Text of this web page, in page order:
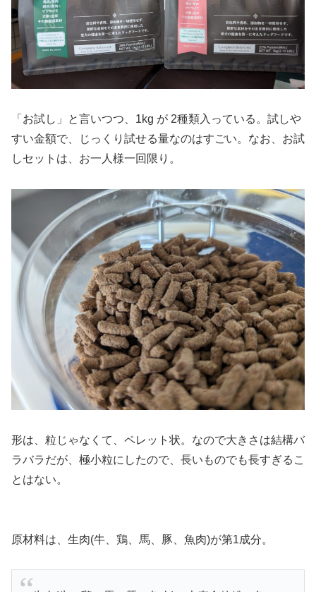
「お試し」と言いつつ、1kg が 2種類入っている。試しや
すい金額で、じっくり試せる量なのはすごい。なお、お試
しセットは、お一人様一回限り。
形は、粒じゃなくて、ペレット状。なので大きさは結構バ
ラバラだが、極小粒にしたので、長いものでも長すぎるこ
とはない。
原材料は、生肉(牛、鶏、馬、豚、魚肉)が第1成分。